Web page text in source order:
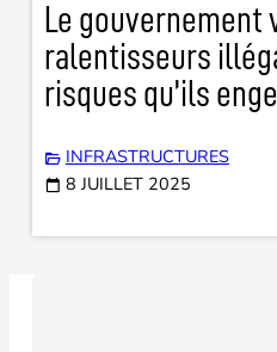
Le
ralentisseurs
risques qu’ils
INFRASTRUCTURES
8 JUILLET 2025